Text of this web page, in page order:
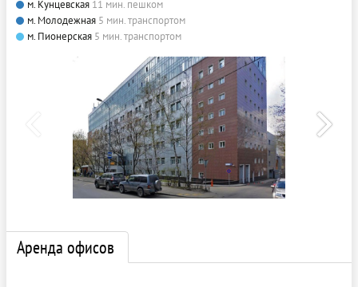
м. Кунцевская 11 мин. пешком
м. Молодежная 5 мин. транспортом
м. Пионерская 5 мин. транспортом
Аренда офисов